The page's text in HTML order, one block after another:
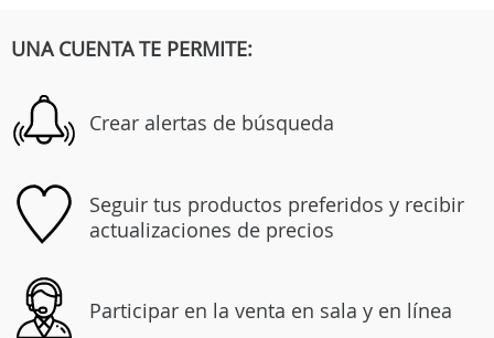
UNA CUENTA TE PERMITE:
Crear alertas de búsqueda
Seguir tus productos preferidos y recibir
actualizaciones de precios
Participar en la venta en sala y en línea